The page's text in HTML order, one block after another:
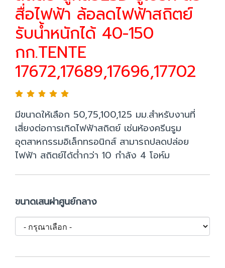
สื่อไฟฟ้า ล้อลดไฟฟ้าสถิตย์
รับน้ำหนักได้ 40-150
กก.TENTE
17672,17689,17696,17702
มีขนาดให้เลือก 50,75,100,125 มม.สำหรับงานที่
เสี่ยงต่อการเกิดไฟฟ้าสถิตย์ เช่นห้องครีนรูม
อุตสาหกรรมอิเล็กทรอนิกส์ สามารถปลดปล่อย
ไฟฟ้า สถิตย์ได้ต่ำกว่า 10 กำลัง 4 โอห์ม
ขนาดเสนผ่าศูนย์กลาง